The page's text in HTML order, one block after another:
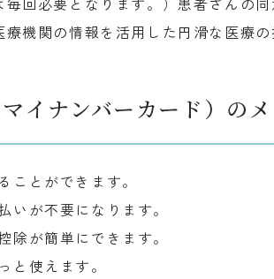
回必要となります。）患者さんの
機関の情報を活用した円滑な医療の
イナンバーカード）のメ
ことができます。
いが不要になります。
除が簡単にできます。
と使えます。